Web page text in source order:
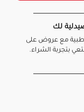
لك
مع عروض على
بتجربة الشراء.